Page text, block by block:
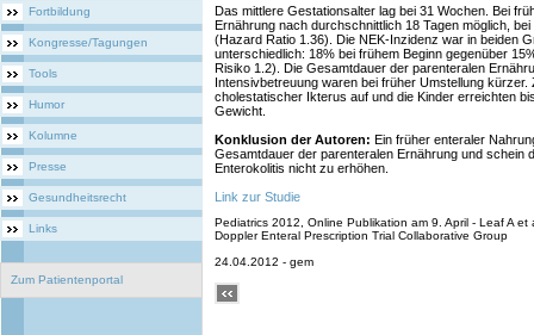
Fortbildung
Kongresse/Tagungen
Tools
Humor
Kolumne
Presse
Gesundheitsrecht
Links
Zum Patientenportal
Das mittlere Gestationsalter lag bei 31 Wochen. Bei
Ernährung nach durchschnittlich 18 Tagen möglich,
(Hazard Ratio 1.36). Die NEK-Inzidenz war in beiden
unterschiedlich: 18% bei frühem Beginn gegenüber
Risiko 1.2). Die Gesamtdauer der parenteralen
Intensivbetreuung waren bei früher Umstellung kürzer.
cholestatischer Ikterus auf und die Kinder erreichten
Gewicht.
Konklusion der Autoren: Ein früher enteraler
Gesamtdauer der parenteralen Ernährung und schein
Enterokolitis nicht zu erhöhen.
Link zur Studie
Pediatrics 2012, Online Publikation am 9. April - Leaf A
Doppler Enteral Prescription Trial Collaborative Group
24.04.2012 - gem